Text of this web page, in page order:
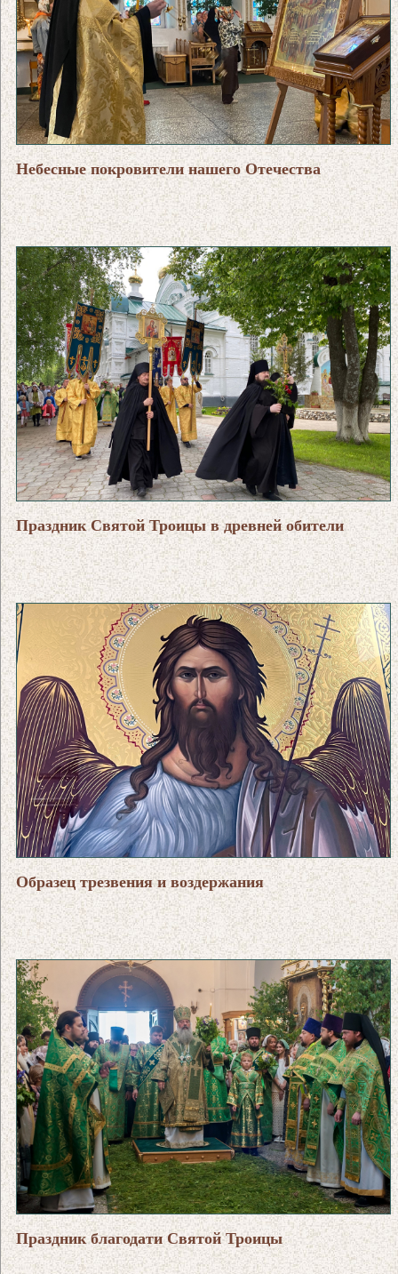
Небесные покровители нашего Отечества
Праздник Святой Троицы в древней обители
Образец трезвения и воздержания
Праздник благодати Святой Троицы